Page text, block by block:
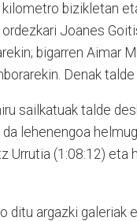
bizikletan
Joanes
bigarren Aimar
Denak talde
sailkatuak talde
lehenengoa
Urrutia (1:08:12) eta
ditu argazki galeriak